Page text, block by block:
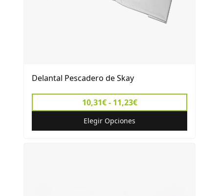
Delantal Pescadero de Skay
10,31€ - 11,23€
Elegir Opciones